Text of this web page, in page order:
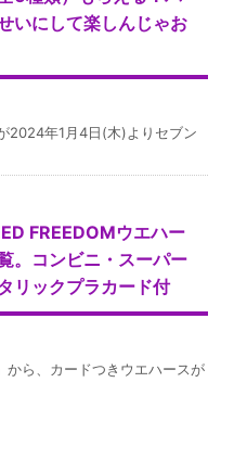
いにして楽しんじゃお
2024年1月4日(木)よりセブン
FREEDOMウエハー
。コンビニ・スーパー
リックプラカード付
から、カードつきウエハースが